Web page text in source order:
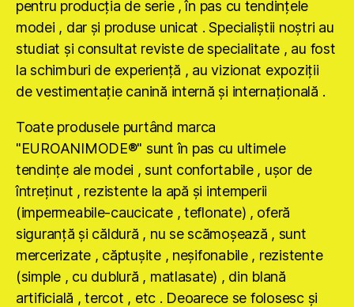
pentru producţia de serie , în pas cu tendinţele
modei , dar şi produse unicat . Specialiştii noştri au
studiat şi consultat reviste de specialitate , au fost
la schimburi de experienţă , au vizionat expoziţii
de vestimentaţie canină internă şi internaţională .
Toate produsele purtând marca
"EUROANIMODE®" sunt în pas cu ultimele
tendinţe ale modei , sunt confortabile , uşor de
întreţinut , rezistente la apă şi intemperii
(impermeabile-caucicate , teflonate) , oferă
siguranţă şi căldură , nu se scămoşează , sunt
mercerizate , căptuşite , neşifonabile , rezistente
(simple , cu dublură , matlasate) , din blană
artificială , tercot , etc . Deoarece se folosesc şi